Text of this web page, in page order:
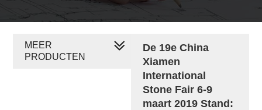
De 19e China
Xiamen
International
Stone Fair 6-9
maart 2019 Stand:
MEER
PRODUCTEN